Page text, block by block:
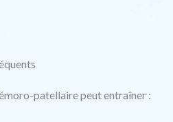
patellaire peut entraîner :